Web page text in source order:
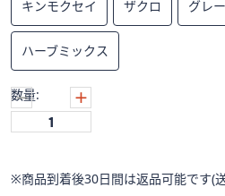
閲
覧
で
す。
キンモクセイ
ザクロ グレ
ハーブミックス
数量:
※商品到着後30日間は返品可能です(